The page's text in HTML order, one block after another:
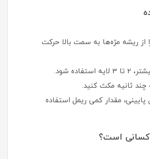
از ریشه مژه‌ها به سمت بالا حرکت
شود.
چند ثانیه مکث کنید.
پایینی، مقدار کمی ریمل استفاده
است؟